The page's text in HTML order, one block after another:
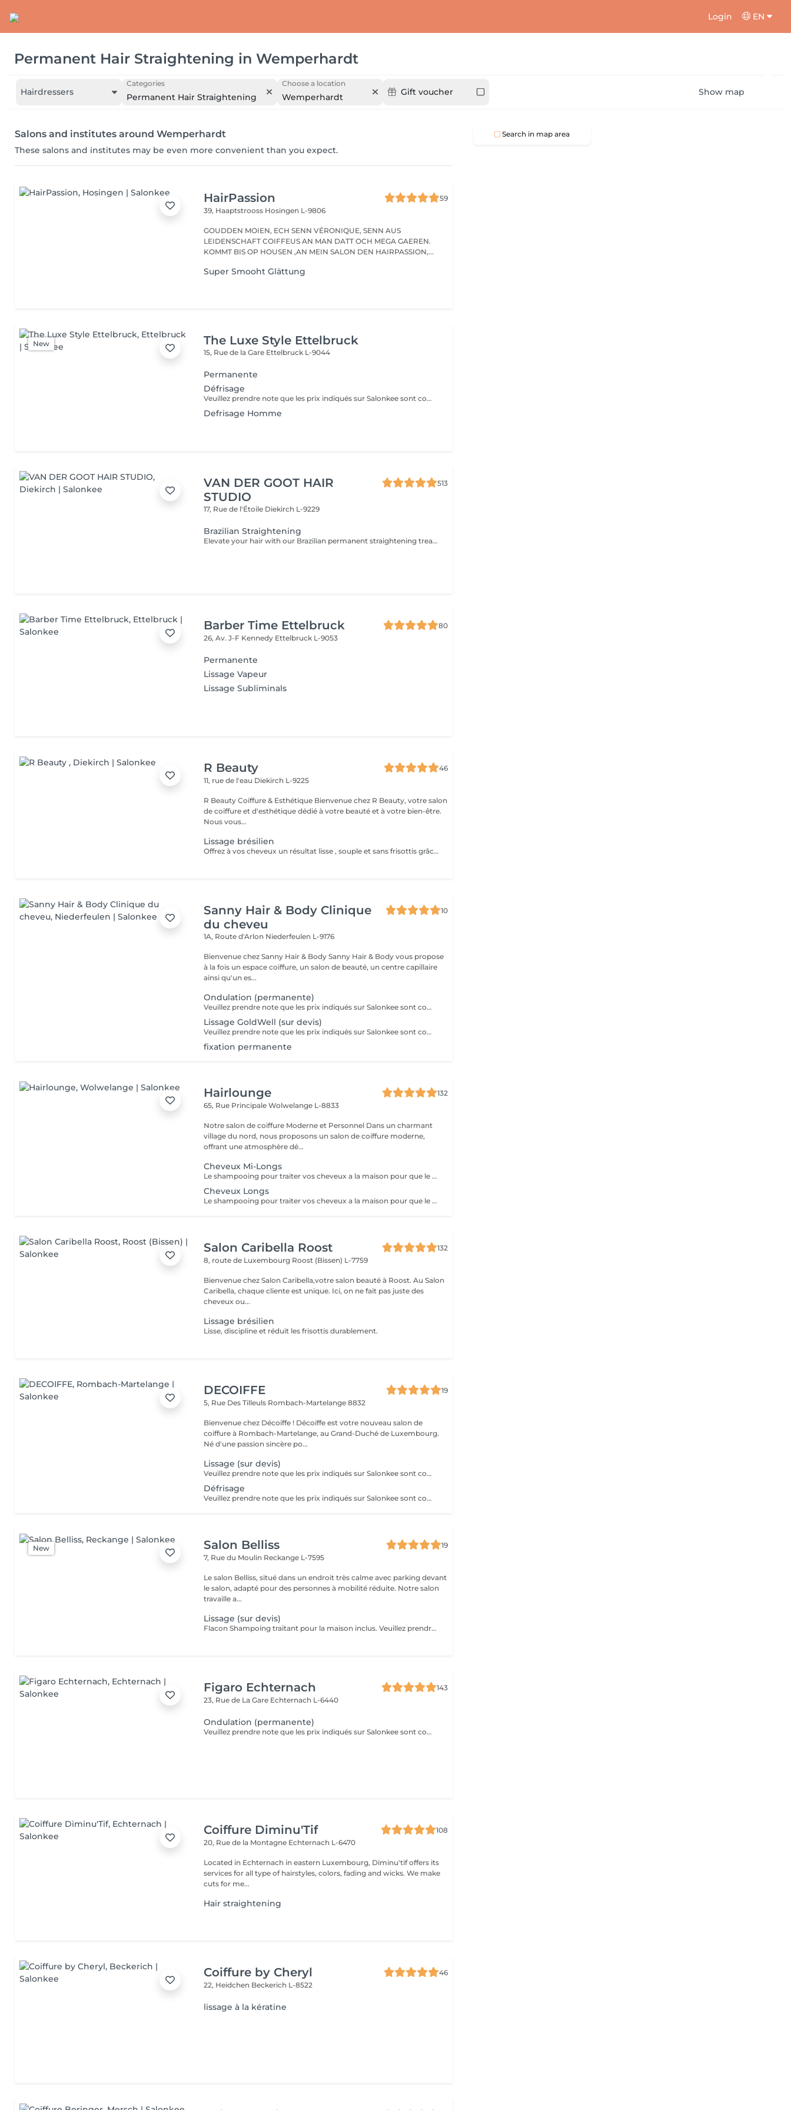
Login EN
Permanent Hair Straightening in Wemperhardt
Hairdressers
Categories
Permanent Hair Straightening
Choose a location
Wemperhardt Gift voucher Show map
Salons and institutes around Wemperhardt
These salons and institutes may be even more convenient than you expect.
HairPassion
59
39, Haaptstrooss Hosingen L-9806
GOUDDEN MOIEN, ECH SENN VÉRONIQUE, SENN AUS
LEIDENSCHAFT COIFFEUS AN MAN DATT OCH MEGA GAEREN.
KOMMT BIS OP HOUSEN ,AN MEIN SALON DEN HAIRPASSION,...
Super Smooht Glättung
New The Luxe Style Ettelbruck
15, Rue de la Gare Ettelbruck L-9044
Permanente
Défrisage
Veuillez prendre note que les prix indiqués sur Salonkee sont communiqués à titre informatif et s'entendent de base. Ces derniers sont susceptibles de varier selon le diagnostic réalisé à votre arrivée au salon et l'expertise du professionnel à qui vous confiez votre beauté. Dans tous les cas, un devis précis vous sera proposé et toutes réalisations de prestations seront effectuées avec votre accord. Un grand merci d'avance pour votre compréhension. Au plaisir de vous recevoir très vite.
Defrisage Homme
VAN DER GOOT HAIR
STUDIO
513
17, Rue de l'Étoile Diekirch L-9229
Brazilian Straightening
Elevate your hair with our Brazilian permanent straightening treatment, designed to create sleek, smooth, and frizz-free hair. This professional treatment reshapes the hair structure, eliminating unwanted waves and curls while leaving the hair glossy, soft, and easy to manage. Long-lasting results keep your hair smooth and polished from root to tip, making everyday styling effortless.
Barber Time Ettelbruck
80
26, Av. J-F Kennedy Ettelbruck L-9053
Permanente
Lissage Vapeur
Lissage Subliminals
R Beauty
46
11, rue de l'eau Diekirch L-9225
R Beauty Coiffure & Esthétique Bienvenue chez R Beauty, votre salon
de coiffure et d'esthétique dédié à votre beauté et à votre bien-être.
Nous vous...
Lissage brésilien
Offrez à vos cheveux un résultat lisse , souple et sans frisottis grâce à notre lissage brésilien permanent . Ce soin professionnel modifie la structure du cheveu , réduit les ondulations ou boucles indésirables et laisse les cheveux brillants , doux et faciles à coiffer . Le résultat longue durée permet d`obtenir des cheveux durablement lisses et soignés , tout en facilitant le coiffage au quotidien . Cette prestation inclut l`application du soin de lissage brésilien ainsi que la finition pour un résultat lisse , brillant et durable .
Sanny Hair & Body Clinique
du cheveu
10
1A, Route d'Arlon Niederfeulen L-9176
Bienvenue chez Sanny Hair & Body Sanny Hair & Body vous propose
à la fois un espace coiffure, un salon de beauté, un centre capillaire
ainsi qu'un es...
Ondulation (permanente)
Veuillez prendre note que les prix indiqués sur Salonkee sont communiqués à titre informatif et s'entendent de base. Ces derniers sont susceptibles de varier selon le diagnostic réalisé à votre arrivée au salon et l'expertise du professionnel à qui vous confiez votre beauté. Dans tous les cas, un devis précis vous sera proposé et toutes réalisations de prestations seront effectuées avec votre accord. Un grand merci d'avance pour votre compréhension. Au plaisir de vous recevoir très vite.
Lissage GoldWell (sur devis)
Veuillez prendre note que les prix indiqués sur Salonkee sont communiqués à titre informatif et s'entendent de base. Ces derniers sont susceptibles de varier selon le diagnostic réalisé à votre arrivée au salon et l'expertise du professionnel à qui vous confiez votre beauté. Dans tous les cas, un devis précis vous sera proposé et toutes réalisations de prestations seront effectuées avec votre accord. Un grand merci d'avance pour votre compréhension. Au plaisir de vous recevoir très vite.
fixation permanente
Hairlounge
132
65, Rue PrincipaleWolwelange L-8833
Notre salon de coiffure Moderne et Personnel Dans un charmant
village du nord, nous proposons un salon de coiffure moderne,
offrant une atmosphère dé...
Cheveux Mi-Longs
Le shampooing pour traiter vos cheveux a la maison pour que le resultat du Lissage Keratine reste plus longtemps est compris dans le prix du Lissage Keratine comme aussi le brushing (( la coupe n est pas combris dans ce forfait.
Cheveux Longs
Le shampooing pour traiter vos cheveux a la maison pour que le resultat du Lissage Keratine reste plus longtemps est compris dans le prix du Lissage Keratine comme aussi le brushing (( la coupe n est pas combris dans ce forfait.
Salon Caribella Roost
132
8, route de Luxembourg Roost (Bissen) L-7759
Bienvenue chez Salon Caribella,votre salon beauté à Roost. Au Salon
Caribella, chaque cliente est unique. Ici, on ne fait pas juste des
cheveux ou...
Lissage brésilien
Lisse, discipline et réduit les frisottis durablement.
DECOIFFE
19
5, Rue Des Tilleuls Rombach-Martelange 8832
Bienvenue chez Décoiffe ! Décoiffe est votre nouveau salon de
coiffure à Rombach-Martelange, au Grand-Duché de Luxembourg.
Né d'une passion sincère po...
Lissage (sur devis)
Veuillez prendre note que les prix indiqués sur Salonkee sont communiqués à titre informatif et s'entendent de base. Ces derniers sont susceptibles de varier selon le diagnostic réalisé à votre arrivée au salon et l'expertise du professionnel à qui vous confiez votre beauté. Dans tous les cas, un devis précis vous sera proposé et toutes réalisations de prestations seront effectuées avec votre accord. Un grand merci d'avance pour votre compréhension. Au plaisir de vous recevoir très vite.
Défrisage
Veuillez prendre note que les prix indiqués sur Salonkee sont communiqués à titre informatif et s'entendent de base. Ces derniers sont susceptibles de varier selon le diagnostic réalisé à votre arrivée au salon et l'expertise du professionnel à qui vous confiez votre beauté. Dans tous les cas, un devis précis vous sera proposé et toutes réalisations de prestations seront effectuées avec votre accord. Un grand merci d'avance pour votre compréhension. Au plaisir de vous recevoir très vite.
New Salon Belliss
19
7, Rue du Moulin Reckange L-7595
Le salon Belliss, situé dans un endroit très calme avec parking devant
le salon, adapté pour des personnes à mobilité réduite. Notre salon
travaille a...
Lissage (sur devis)
Flacon Shampoing traitant pour la maison inclus. Veuillez prendre note que les prix indiqués sur Salonkee sont communiqués à titre informatif et s'entendent de base. Ces derniers sont susceptibles de varier selon le diagnostic réalisé à votre arrivée au salon et l'expertise du professionnel à qui vous confiez votre beauté. Dans tous les cas, un devis précis vous sera proposé et toutes réalisations de prestations seront effectuées avec votre accord. Un grand merci d'avance pour votre compréhension. Au plaisir de vous recevoir très vite.
Figaro Echternach
143
23, Rue de La Gare Echternach L-6440
Ondulation (permanente)
Veuillez prendre note que les prix indiqués sur Salonkee sont communiqués à titre informatif et s'entendent de base. Ces derniers sont susceptibles de varier selon le diagnostic réalisé à votre arrivée au salon et l'expertise du professionnel à qui vous confiez votre beauté. Dans tous les cas, un devis précis vous sera proposé et toutes réalisations de prestations seront effectuées avec votre accord. Un grand merci d'avance pour votre compréhension. Au plaisir de vous recevoir très vite.
Coiffure Diminu'Tif
108
20, Rue de la Montagne Echternach L-6470
Located in Echternach in eastern Luxembourg, Diminu'tif offers its
services for all type of hairstyles, colors, fading and wicks. We make
cuts for me...
Hair straightening
Coiffure by Cheryl
46
22, Heidchen Beckerich L-8522
lissage à la kératine
Search in map area